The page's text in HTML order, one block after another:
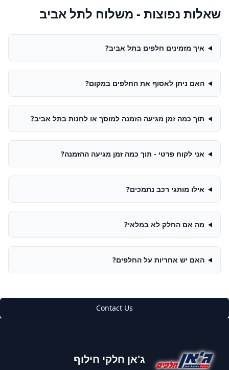
שאלות נפוצות - משלוח לתל אביב
איך מזמינים חלפים בתל אביב?
האם ניתן לאסוף את החלפים במקום?
תוך כמה זמן מגיעה הזמנה למוסך או לחנות בתל אביב?
אני לקוח פרטי - תוך כמה זמן מגיעה ההזמנה?
אילו מותגי רכב נתמכים?
מה אם החלק לא במלאי?
האם יש אחריות על החלפים?
Contact Us
ג'אן חלקי חילוף